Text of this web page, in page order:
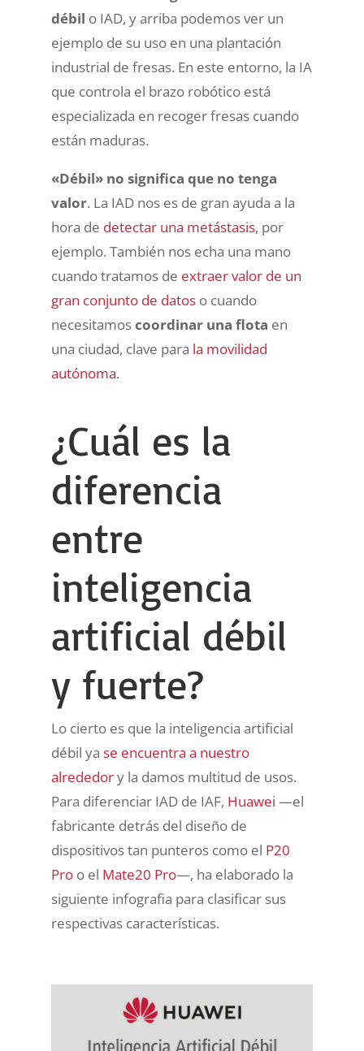
débil o IAD, y arriba podemos ver un
ejemplo de su uso en una plantación
industrial de fresas. En este entorno, la IA
que controla el brazo robótico está
especializada en recoger fresas cuando
están maduras.
«Débil» no significa que no tenga
valor. La IAD nos es de gran ayuda a la
hora de detectar una metástasis, por
ejemplo. También nos echa una mano
cuando tratamos de extraer valor de un
gran conjunto de datoso cuando
necesitamoscoordinar una flota en
una ciudad, clave para la movilidad
autónoma.
¿Cuál es la
diferencia
entre
inteligencia
artificial débil
y fuerte?
Lo cierto es que la inteligencia artificial
débil ya se encuentra a nuestro
alrededory la damos multitud de usos.
Para diferenciar IAD de IAF, Huawei —el
fabricante detrás del diseño de
dispositivos tan punteros como el P20
Proo el Mate20 Pro—, ha elaborado la
siguiente infografia para clasificar sus
respectivas características.